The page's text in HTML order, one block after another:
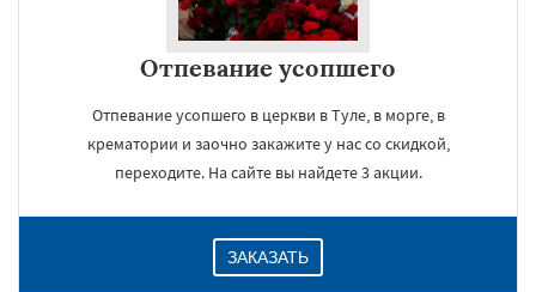
Отпевание усопшего
Отпевание усопшего в церкви в Туле, в морге, в
крематории и заочно закажите у нас со скидкой,
переходите. На сайте вы найдете 3 акции.
ЗАКАЗАТЬ